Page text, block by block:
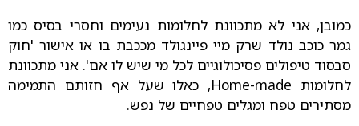
כמובן, אני לא מתכוונת לחלומות נעימים וחסרי בסיס כמו
גמר כוכב נולד שרק מיי פיינגולד מככבת בו או אישור 'חוק
סבסוד טיפולים פסיכולוגיים לכל מי שיש לו אם'. אני מתכוונת
לחלומות Home-made, כאלו שעל אף חזותם התמימה
מסתירים טפח ומגלים טפחיים של נפש.